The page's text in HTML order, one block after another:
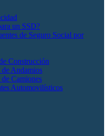
un SSD?
de Seguro Social por
Construcción
Andamios
Camiones
Automovilísticos